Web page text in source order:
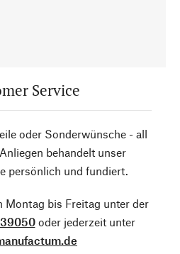
Service
oder Sonderwünsche - all
behandelt unser
persönlich und fundiert.
Montag bis Freitag unter der
oder jederzeit unter